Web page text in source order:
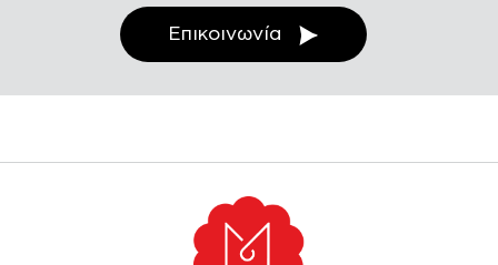
Επικοινωνία